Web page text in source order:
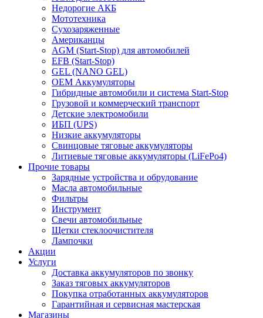
Недорогие АКБ
Мототехника
Сухозаряженные
Американцы
AGM (Start-Stop) для автомобилей
EFB (Start-Stop)
GEL (NANO GEL)
OEM Аккумуляторы
Гибридные автомобили и система Start-Stop
Грузовой и коммерческий транспорт
Детские электромобили
ИБП (UPS)
Низкие аккумуляторы
Свинцовые тяговые аккумуляторы
Литиевые тяговые аккумуляторы (LiFePo4)
Прочие товары
Зарядные устройства и обрудование
Масла автомобильные
Фильтры
Инструмент
Свечи автомобильные
Щетки стеклоочистителя
Лампочки
Акции
Услуги
Доставка аккумуляторов по звонку
Заказ тяговых аккумуляторов
Покупка отработанных аккумуляторов
Гарантийная и сервисная мастерская
Магазины